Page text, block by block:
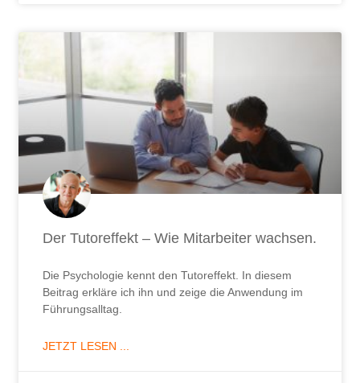
Der Tutoreffekt – Wie Mitarbeiter wachsen.
Die Psychologie kennt den Tutoreffekt. In diesem
Beitrag erkläre ich ihn und zeige die Anwendung im
Führungsalltag.
JETZT LESEN ...